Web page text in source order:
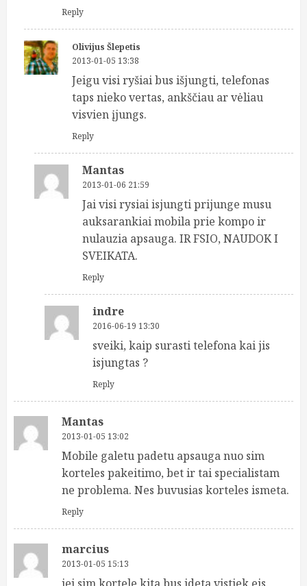
Reply
Olivijus Šlepetis
2013-01-05 13:38
Jeigu visi ryšiai bus išjungti, telefonas
taps nieko vertas, ankščiau ar vėliau
visvien įjungs.
Reply
Mantas
2013-01-06 21:59
Jai visi rysiai isjungti prijunge musu
auksarankiai mobila prie kompo ir
nulauzia apsauga. IR FSIO, NAUDOK I
SVEIKATA.
Reply
indre
2016-06-19 13:30
sveiki, kaip surasti telefona kai jis
isjungtas ?
Reply
Mantas
2013-01-05 13:02
Mobile galetu padetu apsauga nuo sim
korteles pakeitimo, bet ir tai specialistam
ne problema. Nes buvusias korteles ismeta.
Reply
marcius
2013-01-05 15:13